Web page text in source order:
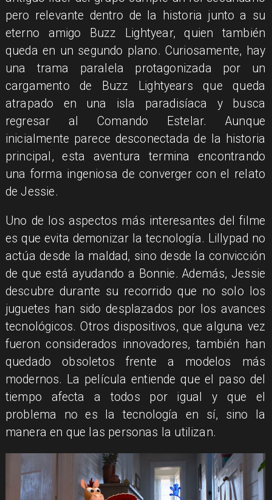
pero relevante dentro de la historia junto a su
eterno amigo Buzz Lightyear, quien también
queda en un segundo plano. Curiosamente, hay
una trama paralela protagonizada por un
cargamento de Buzz Lightyears que queda
atrapado en una isla paradisíaca y busca
regresar al Comando Estelar. Aunque
inicialmente parece desconectada de la historia
principal, esta aventura termina encontrando
una forma ingeniosa de converger con el relato
de Jessie.
Uno de los aspectos más interesantes del filme
es que evita demonizar la tecnología. Lillypad no
actúa desde la maldad, sino desde la convicción
de que está ayudando a Bonnie. Además, Jessie
descubre durante su recorrido que no solo los
juguetes han sido desplazados por los avances
tecnológicos. Otros dispositivos, que alguna vez
fueron considerados innovadores, también han
quedado obsoletos frente a modelos más
modernos. La película entiende que el paso del
tiempo afecta a todos por igual y que el
problema no es la tecnología en sí, sino la
manera en que las personas la utilizan.